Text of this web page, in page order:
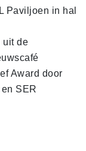
Paviljoen in hal
uit de
Award door
SER